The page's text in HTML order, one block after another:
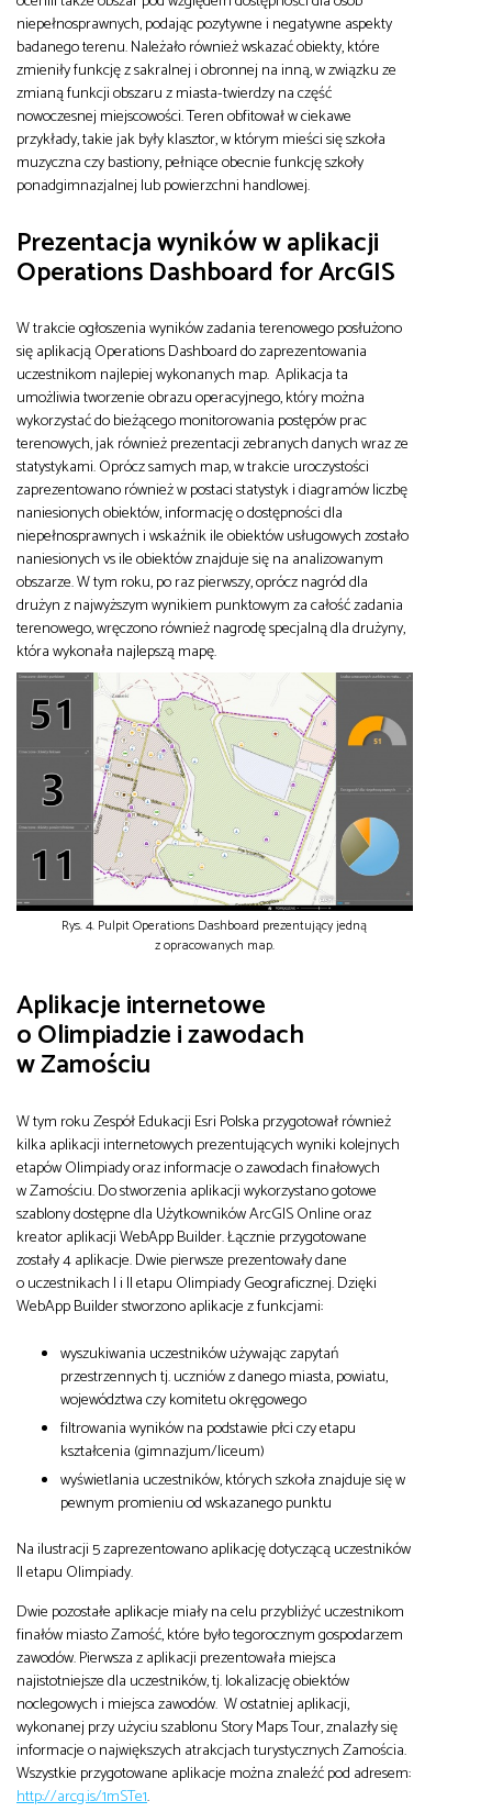
niepełnosprawnych, podając pozytywne i negatywne aspekty
badanego terenu. Należało również wskazać obiekty, które
zmieniły funkcję z sakralnej i obronnej na inną, w związku ze
zmianą funkcji obszaru z miasta-twierdzy na część
nowoczesnej miejscowości. Teren obfitował w ciekawe
przykłady, takie jak były klasztor, w którym mieści się szkoła
muzyczna czy bastiony, pełniące obecnie funkcję szkoły
ponadgimnazjalnej lub powierzchni handlowej.
Prezentacja wyników w aplikacji
Operations Dashboard for ArcGIS
W trakcie ogłoszenia wyników zadania terenowego posłużono
się aplikacją Operations Dashboard do zaprezentowania
uczestnikom najlepiej wykonanych map. Aplikacja ta
umożliwia tworzenie obrazu operacyjnego, który można
wykorzystać do bieżącego monitorowania postępów prac
terenowych, jak również prezentacji zebranych danych wraz ze
statystykami. Oprócz samych map, w trakcie uroczystości
zaprezentowano również w postaci statystyk i diagramów liczbę
naniesionych obiektów, informację o dostępności dla
niepełnosprawnych i wskaźnik ile obiektów usługowych zostało
naniesionych vs ile obiektów znajduje się na analizowanym
obszarze. W tym roku, po raz pierwszy, oprócz nagród dla
drużyn z najwyższym wynikiem punktowym za całość zadania
terenowego, wręczono również nagrodę specjalną dla drużyny,
która wykonała najlepszą mapę.
Rys. 4. Pulpit Operations Dashboard prezentujący jedną
z opracowanych map.
Aplikacje internetowe
o Olimpiadzie i zawodach
w Zamościu
W tym roku Zespół Edukacji Esri Polska przygotował również
kilka aplikacji internetowych prezentujących wyniki kolejnych
etapów Olimpiady oraz informacje o zawodach finałowych
w Zamościu. Do stworzenia aplikacji wykorzystano gotowe
szablony dostępne dla Użytkowników ArcGIS Online oraz
kreator aplikacji WebApp Builder. Łącznie przygotowane
zostały 4 aplikacje. Dwie pierwsze prezentowały dane
o uczestnikach I i II etapu Olimpiady Geograficznej. Dzięki
WebApp Builder stworzono aplikacje z funkcjami:
wyszukiwania uczestników używając zapytań
przestrzennych tj. uczniów z danego miasta, powiatu,
województwa czy komitetu okręgowego
filtrowania wyników na podstawie płci czy etapu
kształcenia (gimnazjum/liceum)
wyświetlania uczestników, których szkoła znajduje się w
pewnym promieniu od wskazanego punktu
Na ilustracji 5 zaprezentowano aplikację dotyczącą uczestników
II etapu Olimpiady.
Dwie pozostałe aplikacje miały na celu przybliżyć uczestnikom
finałów miasto Zamość, które było tegorocznym gospodarzem
zawodów. Pierwsza z aplikacji prezentowała miejsca
najistotniejsze dla uczestników, tj. lokalizację obiektów
noclegowych i miejsca zawodów. W ostatniej aplikacji,
wykonanej przy użyciu szablonu Story Maps Tour, znalazły się
informacje o największych atrakcjach turystycznych Zamościa.
Wszystkie przygotowane aplikacje można znaleźć pod adresem:
http://arcg.is/1mSTe1.